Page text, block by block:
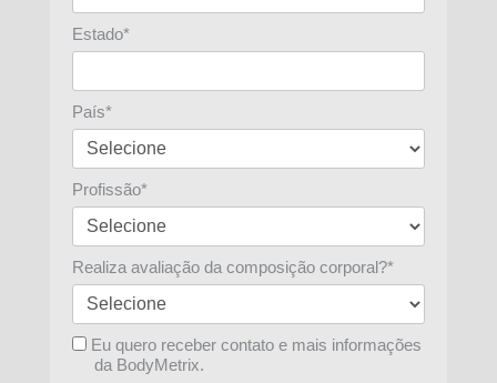
Estado*
País*
Profissão*
Realiza avaliação da composição corporal?*
Eu quero receber contato e mais informações
da BodyMetrix.